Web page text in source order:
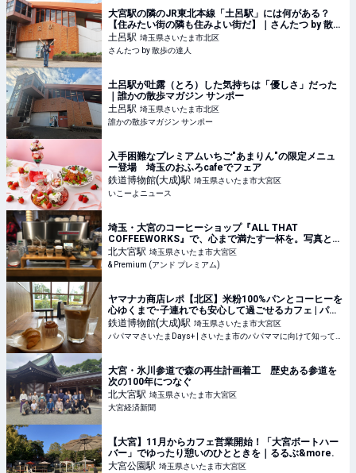
大宮駅の隣のJR東北本線「土呂駅」には何がある？
【住みたい街の隣も住みよい街だ】｜さんたつ by 散歩
の達人
土呂駅 埼玉県さいたま市北区
さんたつ by 散歩の達人
土呂駅が吐露（とろ）した気持ちは「優しさ」だった
｜誰かの散歩マガジン サンポー
土呂駅 埼玉県さいたま市北区
誰かの散歩マガジン サンポー
入手困難なプレミアムいちご"あまりん"の限定メニュ
ー登場 埼玉のおふろcafeでフェア
鉄道博物館(大成)駅 埼玉県さいたま市大宮区
いこーよニュース
埼玉・大宮のコーヒーショップ『ALL THAT
COFFEEWORKS』で、心まで満たす一杯を。写真と
文：石井ブレンド (お笑い芸人、『GOODFEELING
COFFEE』オーナー) #3
北大宮駅 埼玉県さいたま市大宮区
& Premium (アンド プレミアム)
ヤマナカ商店レポ【北区】米粉100%パンとコーヒーを
心ゆくまで-子連れでも安心して過ごせるカフェ | パパ
ママさいたまDays+
鉄道博物館(大成)駅 埼玉県さいたま市大宮区
大宮・氷川参道で森の再生計画着工 歴史ある参道を
次の100年につなぐ
北大宮駅 埼玉県さいたま市大宮区
大宮経済新聞
【大宮】11月からカフェ営業開始！「大宮ボートハー
バー」でゆったり憩いのひとときを｜るるぶ&more.
大宮公園駅 埼玉県さいたま市大宮区